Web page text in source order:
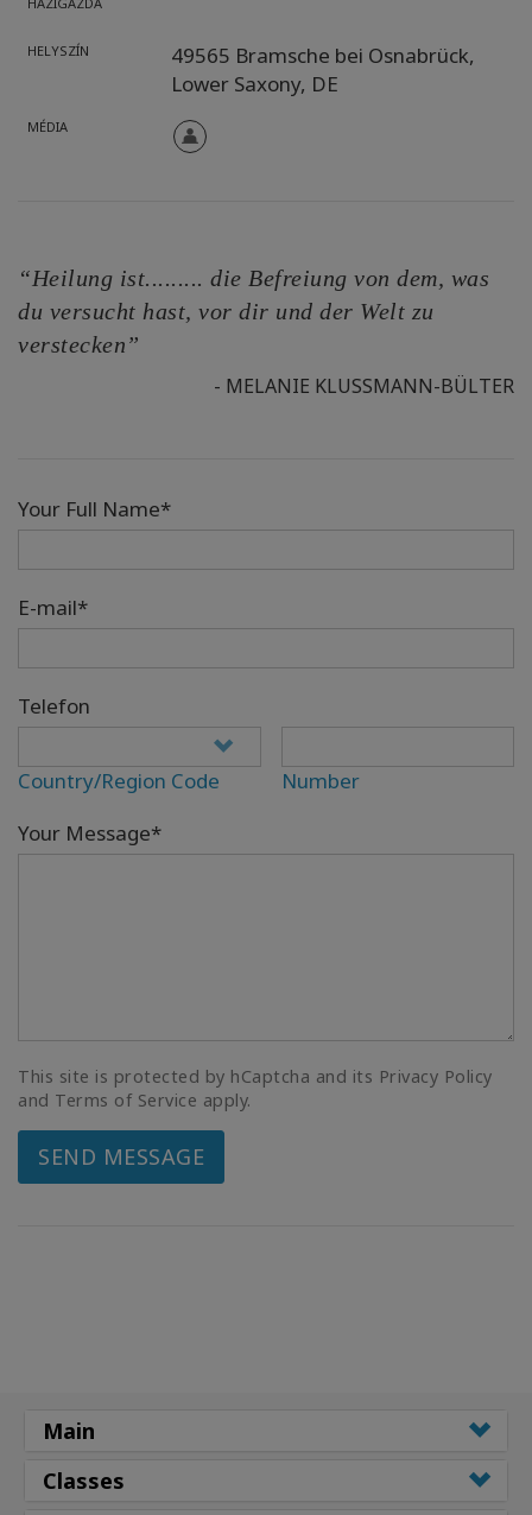
HELYSZÍN
49565 Bramsche bei Osnabrück,
Lower Saxony, DE
MÉDIA
“Heilung ist......... die Befreiung von dem, was
du versucht hast, vor dir und der Welt zu
verstecken”
- MELANIE KLUSSMANN-BÜLTER
Your Full Name*
E-mail*
Telefon
Country/Region Code
Number
Your Message*
This site is protected by hCaptcha and its Privacy Policy
and Terms of Service apply.
SEND MESSAGE
Main
Classes